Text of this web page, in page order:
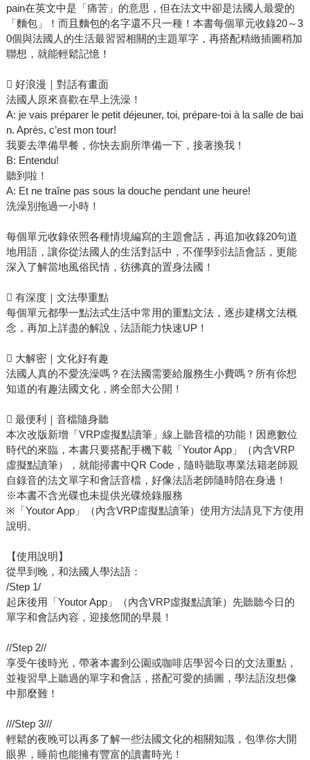
pain在英文中是「痛苦」的意思，但在法文中卻是法國人最愛的
「麵包」！而且麵包的名字還不只一種！本書每個單元收錄20～3
0個與法國人的生活最習習相關的主題單字，再搭配精緻插圖稍加
聯想，就能輕鬆記憶！
 好浪漫｜對話有畫面
法國人原來喜歡在早上洗澡！
A: je vais préparer le petit déjeuner, toi, prépare-toi à la salle de bai
n. Après, c’est mon tour!
我要去準備早餐，你快去廁所準備一下，接著換我！
B: Entendu!
聽到啦！
A: Et ne traîne pas sous la douche pendant une heure!
洗澡別拖過一小時！
每個單元收錄依照各種情境編寫的主題會話，再追加收錄20句道
地用語，讓你從法國人的生活對話中，不僅學到法語會話，更能
深入了解當地風俗民情，彷彿真的置身法國！
 有深度｜文法學重點
每個單元都學一點法式生活中常用的重點文法，逐步建構文法概
念，再加上詳盡的解說，法語能力快速UP！
 大解密｜文化好有趣
法國人真的不愛洗澡嗎？在法國需要給服務生小費嗎？所有你想
知道的有趣法國文化，將全部大公開！
 最便利｜音檔隨身聽
本次改版新增「VRP虛擬點讀筆」線上聽音檔的功能！因應數位
時代的來臨，本書只要搭配手機下載「Youtor App」（內含VRP
虛擬點讀筆），就能掃書中QR Code，隨時聽取專業法籍老師親
自錄音的法文單字和會話音檔，好像法語老師隨時陪在身邊！
※本書不含光碟也未提供光碟燒錄服務
※「Youtor App」（內含VRP虛擬點讀筆）使用方法請見下方使用
說明。
【使用說明】
從早到晚，和法國人學法語：
/Step 1/
起床後用「Youtor App」（內含VRP虛擬點讀筆）先聽聽今日的
單字和會話內容，迎接悠閒的早晨！
//Step 2//
享受午後時光，帶著本書到公園或咖啡店學習今日的文法重點，
並複習早上聽過的單字和會話，搭配可愛的插圖，學法語沒想像
中那麼難！
///Step 3///
輕鬆的夜晚可以再多了解一些法國文化的相關知識，包準你大開
眼界，睡前也能擁有豐富的讀書時光！